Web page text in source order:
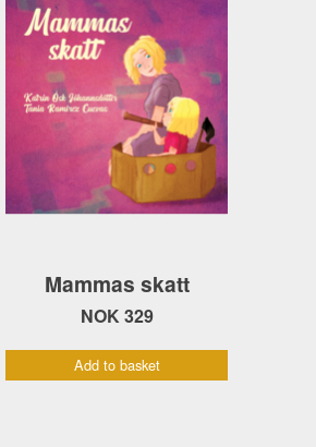
Mammas skatt
NOK 329
Add to basket